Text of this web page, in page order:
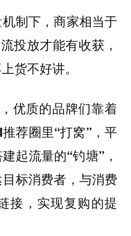
制下，商家相当于
投放才能有收获，
货不好讲。
优质的品牌们靠着
荐圈里“打窝”，平
起流量的“钓塘”，
标消费者，与消费
接，实现复购的提